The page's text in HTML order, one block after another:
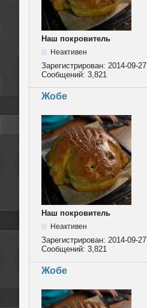
Наш покровитель
Неактивен
Зарегистрирован: 2014-09-27
Сообщений: 3,821
Жобе
Наш покровитель
Неактивен
Зарегистрирован: 2014-09-27
Сообщений: 3,821
Жобе